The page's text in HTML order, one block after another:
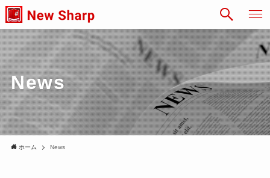
News
ホーム News